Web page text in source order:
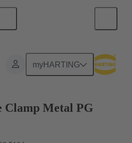
myHARTING
Clamp Metal PG